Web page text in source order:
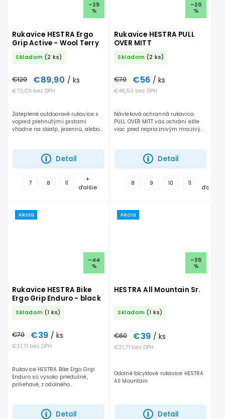
–25
%
Rukavice HESTRA Ergo
Grip Active - Wool Terry
Skladom (2 ks)
€73,09 bez DPH
€120 €89,90 / ks
Detail
Zateplené outdoorové rukavice s
vopred prehnutými prstami
vhodne na skialp, jesennú, alebo
Grip dobre sedí na...
7 8 11
+
ďalšie
–20
%
Rukavice HESTRA PULL
OVER MITT
Skladom (2 ks)
€45,53 bez DPH
€70 €56 / ks
Detail
Návleková ochranná rukavica
PULL OVER MITT vás ochráni ešte
viac pred nepriaznivým mrazivým
8 9 10 11
ďalšie
Akcia
–44
%
Rukavice HESTRA Bike
Ergo Grip Enduro - black
Skladom (1 ks)
€31,71 bez DPH
€70 €39 / ks
Detail
Rukavice HESTRA Bike Ergo Grip
Enduro sú vysoko priedušné,
priliehavé, z odolného
konštrukciou Ergo grip pre lepšie...
Akcia
–35
%
HESTRA All Mountain Sr.
Skladom (1 ks)
€31,71 bez DPH
€60 €39 / ks
Detail
Odolné bicyklové rukavice HESTRA
All Mountain